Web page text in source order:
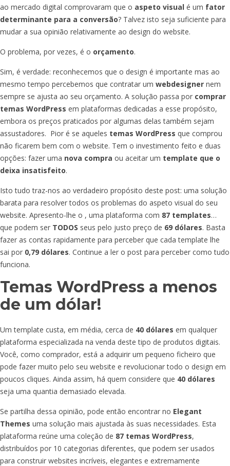
ao mercado digital comprovaram que o aspeto visual é um fator
determinante para a conversão? Talvez isto seja suficiente para
mudar a sua opinião relativamente ao design do website.
O problema, por vezes, é o orçamento.
Sim, é verdade: reconhecemos que o design é importante mas ao
mesmo tempo percebemos que contratar um webdesigner nem
sempre se ajusta ao seu orçamento. A solução passa por comprar
temas WordPress em plataformas dedicadas a esse propósito,
embora os preços praticados por algumas delas também sejam
assustadores. Pior é se aqueles temas WordPress que comprou
não ficarem bem com o website. Tem o investimento feito e duas
opções: fazer uma nova compra ou aceitar um template que o
deixa insatisfeito.
Isto tudo traz-nos ao verdadeiro propósito deste post: uma solução
barata para resolver todos os problemas do aspeto visual do seu
website. Apresento-lhe o , uma plataforma com 87 templates…
que podem ser TODOS seus pelo justo preço de 69 dólares. Basta
fazer as contas rapidamente para perceber que cada template lhe
sai por 0,79 dólares. Continue a ler o post para perceber como tudo
funciona.
Temas WordPress a menos
de um dólar!
Um template custa, em média, cerca de 40 dólares em qualquer
plataforma especializada na venda deste tipo de produtos digitais.
Você, como comprador, está a adquirir um pequeno ficheiro que
pode fazer muito pelo seu website e revolucionar todo o design em
poucos cliques. Ainda assim, há quem considere que 40 dólares
seja uma quantia demasiado elevada.
Se partilha dessa opinião, pode então encontrar no Elegant
Themes uma solução mais ajustada às suas necessidades. Esta
plataforma reúne uma coleção de 87 temas WordPress,
distribuídos por 10 categorias diferentes, que podem ser usados
para construir websites incríveis, elegantes e extremamente